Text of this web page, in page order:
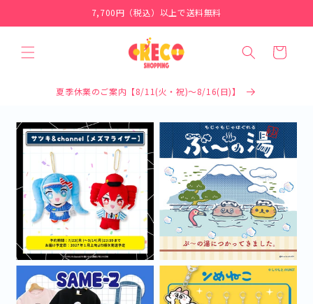
進む
7,700円（税込）以上で送料無料
ー
夏季休業のご案内【8/11(火・祝)～8/16(日)】